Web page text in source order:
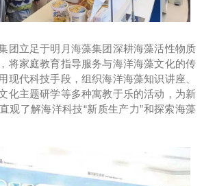
团立足于明月海藻集团深耕海藻活性物质
将家庭教育指导服务与海洋海藻文化的传
现代科技手段，组织海洋海藻知识讲座、
化主题研学等多种寓教于乐的活动，为新
观了解海洋科技“新质生产力”和探索海藻